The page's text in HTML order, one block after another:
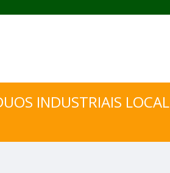
INDUSTRIAIS LOCAL